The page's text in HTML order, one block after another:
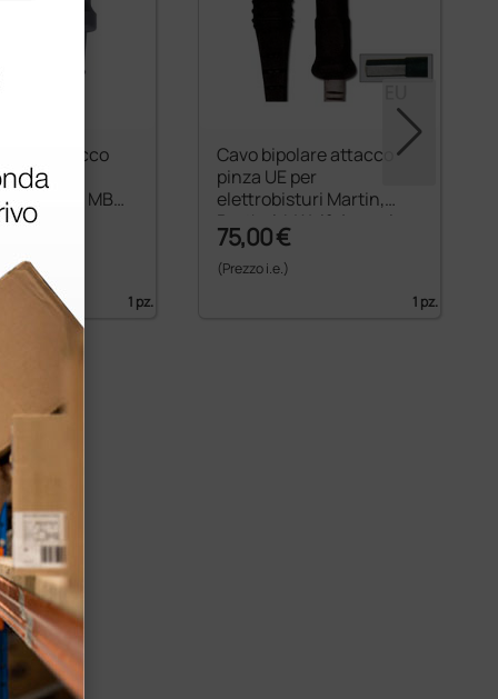
attacco
per
Gima MB
1 pz.
Cavo bipolare attacco
pinza UE per
elettrobisturi Martin,
Berthold, Wolf, Aesculap
75,00 €
(Prezzo i.e.)
1 pz.